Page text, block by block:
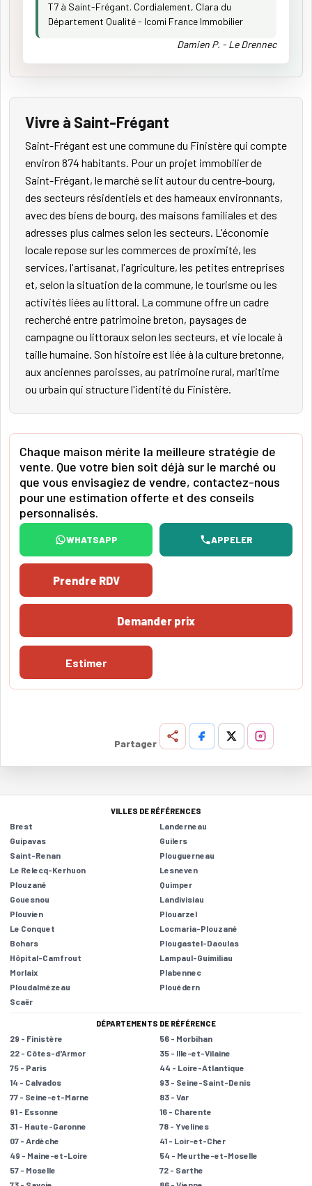
T7 à Saint-Frégant. Cordialement, Clara du
Département Qualité - Icomi France Immobilier
Damien P. - Le Drennec
Vivre à Saint-Frégant
Saint-Frégant est une commune du Finistère qui compte
environ 874 habitants. Pour un projet immobilier de
Saint-Frégant, le marché se lit autour du centre-bourg,
des secteurs résidentiels et des hameaux environnants,
avec des biens de bourg, des maisons familiales et des
adresses plus calmes selon les secteurs. L'économie
locale repose sur les commerces de proximité, les
services, l'artisanat, l'agriculture, les petites entreprises
et, selon la situation de la commune, le tourisme ou les
activités liées au littoral. La commune offre un cadre
recherché entre patrimoine breton, paysages de
campagne ou littoraux selon les secteurs, et vie locale à
taille humaine. Son histoire est liée à la culture bretonne,
aux anciennes paroisses, au patrimoine rural, maritime
ou urbain qui structure l'identité du Finistère.
Chaque maison mérite la meilleure stratégie de
vente. Que votre bien soit déjà sur le marché ou
que vous envisagiez de vendre, contactez-nous
pour une estimation offerte et des conseils
personnalisés.
WHATSAPP APPELER
Prendre RDV
Demander prix
Estimer
Partager
VILLES DE RÉFÉRENCES
Brest
Landerneau
Guipavas
Guilers
Saint-Renan
Plouguerneau
Le Relecq-Kerhuon
Lesneven
Plouzané
Quimper
Gouesnou
Landivisiau
Plouvien
Plouarzel
Le Conquet
Locmaria-Plouzané
Bohars
Plougastel-Daoulas
Hôpital-Camfrout
Lampaul-Guimiliau
Morlaix
Plabennec
Ploudalmézeau
Plouédern
Scaër
DÉPARTEMENTS DE RÉFÉRENCE
29 - Finistère
56 - Morbihan
22 - Côtes-d'Armor
35 - Ille-et-Vilaine
75 - Paris
44 - Loire-Atlantique
14 - Calvados
93 - Seine-Saint-Denis
77 - Seine-et-Marne
83 - Var
91 - Essonne
16 - Charente
31 - Haute-Garonne
78 - Yvelines
07 - Ardèche
41 - Loir-et-Cher
49 - Maine-et-Loire
54 - Meurthe-et-Moselle
57 - Moselle
72 - Sarthe